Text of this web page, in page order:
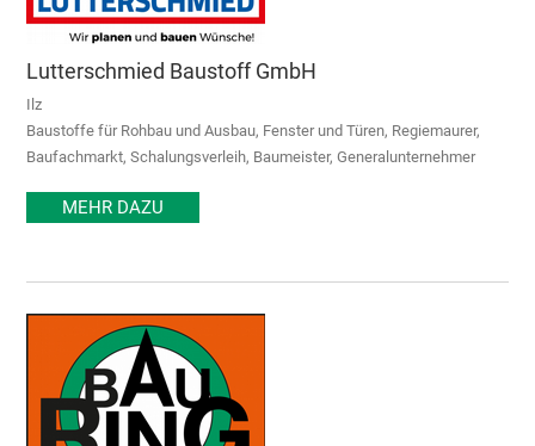
Lutterschmied Baustoff GmbH
Ilz
Baustoffe für Rohbau und Ausbau, Fenster und Türen, Regiemaurer,
Baufachmarkt, Schalungsverleih, Baumeister, Generalunternehmer
MEHR DAZU